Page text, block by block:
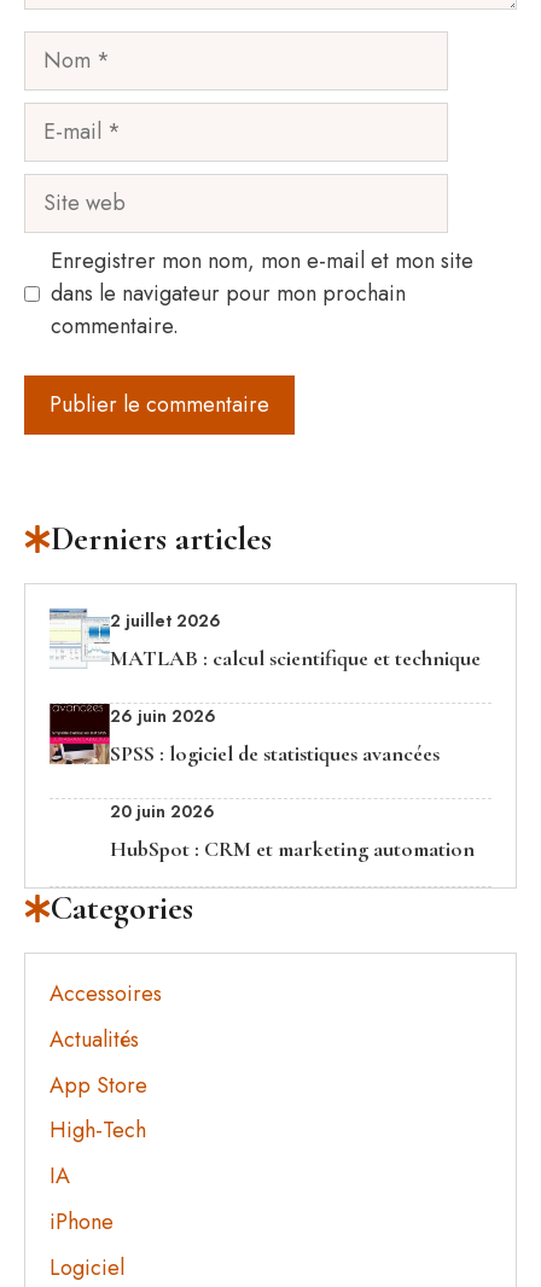
Nom
mail
Site
web
Enregistrer mon nom, mon e-mail et mon site
dans le navigateur pour mon prochain
commentaire.
Derniers articles
2 juillet 2026
MATLAB : calcul scientifique et technique
26 juin 2026
SPSS : logiciel de statistiques avancées
20 juin 2026
HubSpot : CRM et marketing automation
Categories
Accessoires
Actualités
App Store
High-Tech
IA
iPhone
Logiciel